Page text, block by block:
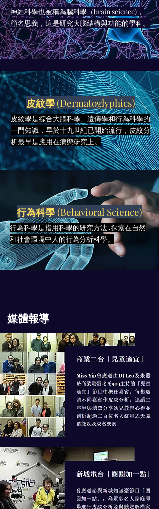
神經科學也被稱為腦科學 （brain science) ，
顧名思義，這是研究大腦結構與功能的學科。
皮紋學(Dermatoglyphics)
皮紋學是綜合大腦科學、遺傳學和行為科學的
一門知識，早於十九世紀已開始流行，皮紋分
析最早是應用在病態研究上。
​行為科學(Behavioral Science)
行為科學是指用科學的研究方法 ,探索在自然
和社會環境中人的行為分析科學。
​媒體報導